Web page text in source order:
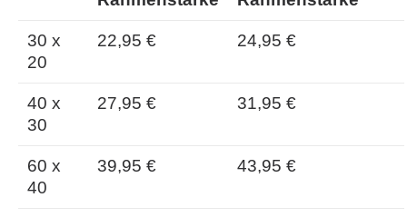
30 x
20
22,95 € 24,95 €
40 x
30
27,95 € 31,95 €
60 x
40
39,95 € 43,95 €